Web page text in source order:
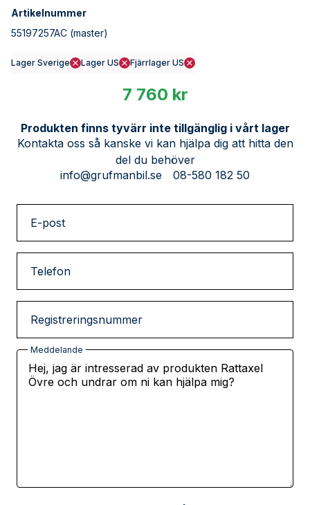
Artikelnummer
55197257AC (master)
Lager Sverige Lager US Fjärrlager US
7 760 kr
Produkten finns tyvärr inte tillgänglig i vårt lager
Kontakta oss så kanske vi kan hjälpa dig att hitta den
del du behöver
info@grufmanbil.se
08-580 182 50
E-post
Telefon
Registreringsnummer
Meddelande